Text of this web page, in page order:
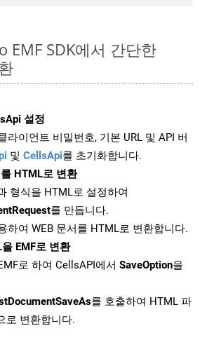
EMF SDK에서 간단한
설정
라이언트 비밀번호, 기본 URL 및 API 버
및 CellsApi를 초기화합니다.
HTML로 변환
형식을 HTML로 설정하여
를 만듭니다.
하여 WEB 문서를 HTML로 변환합니다.
EMF로 변환
로 하여 CellsAPI에서 SaveOption을
를 호출하여 HTML 파
로 변환합니다.